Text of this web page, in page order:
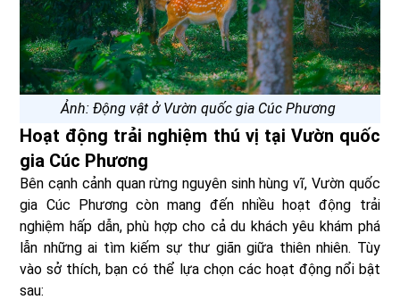
Ảnh: Động vật ở Vườn quốc gia Cúc Phương
Hoạt động trải nghiệm thú vị tại Vườn quốc
gia Cúc Phương
Bên cạnh cảnh quan rừng nguyên sinh hùng vĩ, Vườn quốc
gia Cúc Phương còn mang đến nhiều hoạt động trải
nghiệm hấp dẫn, phù hợp cho cả du khách yêu khám phá
lẫn những ai tìm kiếm sự thư giãn giữa thiên nhiên. Tùy
vào sở thích, bạn có thể lựa chọn các hoạt động nổi bật
sau: